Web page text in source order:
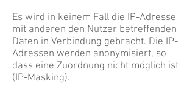
Es wird in keinem Fall die IP-Adresse
mit anderen den Nutzer betreffenden
Daten in Verbindung gebracht. Die IP-
Adressen werden anonymisiert, so
dass eine Zuordnung nicht möglich ist
(IP-Masking).